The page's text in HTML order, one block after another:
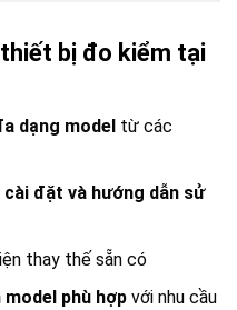
bị đo kiểm tại
dạng model từ các
đặt và hướng dẫn sử
thay thế sẵn có
phù hợpvới nhu cầu